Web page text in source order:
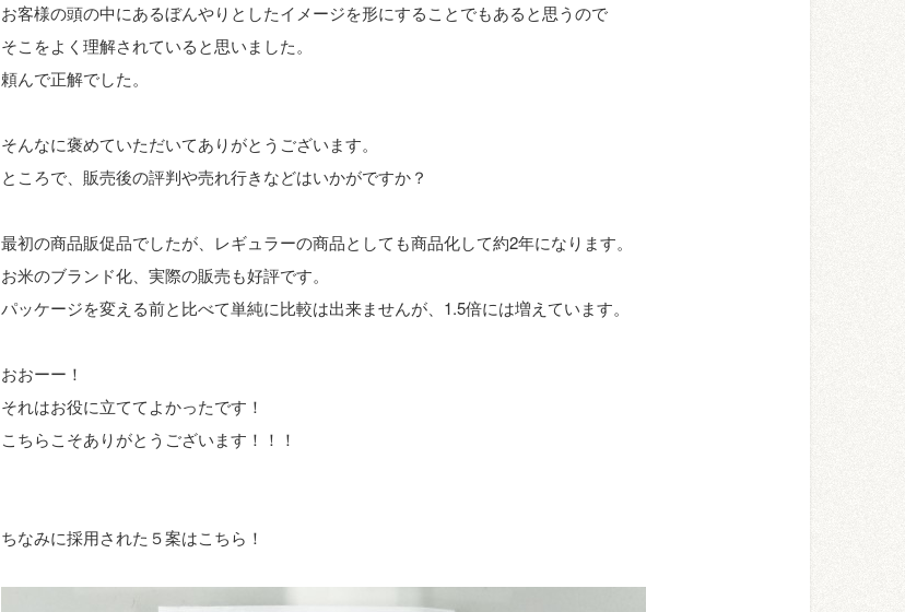
お客様の頭の中にあるぼんやりとしたイメージを形にすることでもあると思うので
そこをよく理解されていると思いました。
頼んで正解でした。
そんなに褒めていただいてありがとうございます。
ところで、販売後の評判や売れ行きなどはいかがですか？
最初の商品販促品でしたが、レギュラーの商品としても商品化して約2年になります。
お米のブランド化、実際の販売も好評です。
パッケージを変える前と比べて単純に比較は出来ませんが、1.5倍には増えています。
おおーー！
それはお役に立ててよかったです！
こちらこそありがとうございます！！！
ちなみに採用された５案はこちら！